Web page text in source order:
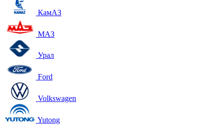
КамАЗ
МАЗ
Урал
Ford
Volkswagen
Yutong